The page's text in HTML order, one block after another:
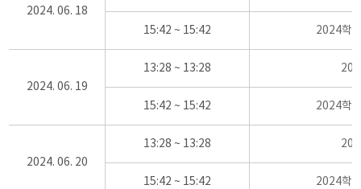
2024. 06. 18
15:42 ~ 15:42 2024학
2024. 06. 19
13:28 ~ 13:28
15:42 ~ 15:42 2024학
2024. 06. 20
13:28 ~ 13:28
15:42 ~ 15:42 2024학